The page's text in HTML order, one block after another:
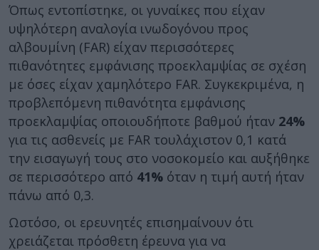
Όπως εντοπίστηκε, οι γυναίκες που είχαν
υψηλότερη αναλογία ινωδογόνου προς
αλβουμίνη (FAR) είχαν περισσότερες
πιθανότητες εμφάνισης προεκλαμψίας σε σχέση
με όσες είχαν χαμηλότερο FAR. Συγκεκριμένα, η
προβλεπόμενη πιθανότητα εμφάνισης
προεκλαμψίας οποιουδήποτε βαθμού ήταν 24%
για τις ασθενείς με FAR τουλάχιστον 0,1 κατά
την εισαγωγή τους στο νοσοκομείο και αυξήθηκε
σε περισσότερο από 41% όταν η τιμή αυτή ήταν
πάνω από 0,3.
Ωστόσο, οι ερευνητές επισημαίνουν ότι
χρειάζεται πρόσθετη έρευνα για να